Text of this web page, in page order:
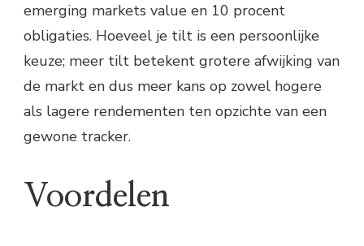
emerging markets value en 10 procent
obligaties. Hoeveel je tilt is een persoonlijke
keuze; meer tilt betekent grotere afwijking van
de markt en dus meer kans op zowel hogere
als lagere rendementen ten opzichte van een
gewone tracker.
Voordelen